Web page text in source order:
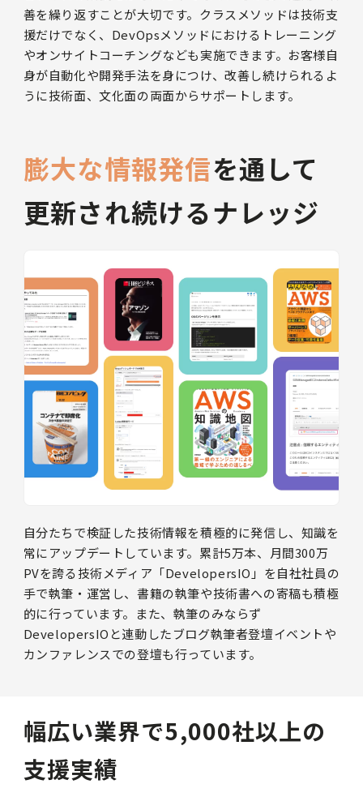
善を繰り返すことが大切です。クラスメソッドは技術支
援だけでなく、DevOpsメソッドにおけるトレーニング
やオンサイトコーチングなども実施できます。お客様自
身が自動化や開発手法を身につけ、改善し続けられるよ
うに技術面、文化面の両面からサポートします。
膨大な情報発信を通して
更新され続けるナレッジ
自分たちで検証した技術情報を積極的に発信し、知識を
常にアップデートしています。累計5万本、月間300万
PVを誇る技術メディア「DevelopersIO」を自社社員の
手で執筆・運営し、書籍の執筆や技術書への寄稿も積極
的に行っています。また、執筆のみならず
DevelopersIOと連動したブログ執筆者登壇イベントや
カンファレンスでの登壇も行っています。
幅広い業界で5,000社以上の
支援実績